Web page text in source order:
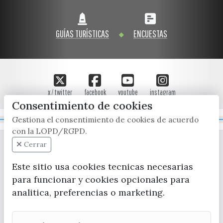
GUÍAS TURÍSTICAS ENCUESTAS
x / twitter facebook youtube instagram
Mapa Web
Consentimiento de cookies
Gestiona el consentimiento de cookies de acuerdo
con la LOPD/RGPD.
Cerrar
Este sitio usa cookies tecnicas necesarias
para funcionar y cookies opcionales para
analitica, preferencias o marketing.